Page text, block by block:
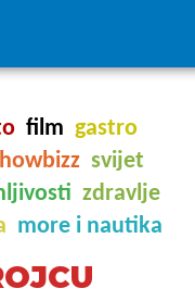
film gastro
svijet
zdravlje
more i nautika